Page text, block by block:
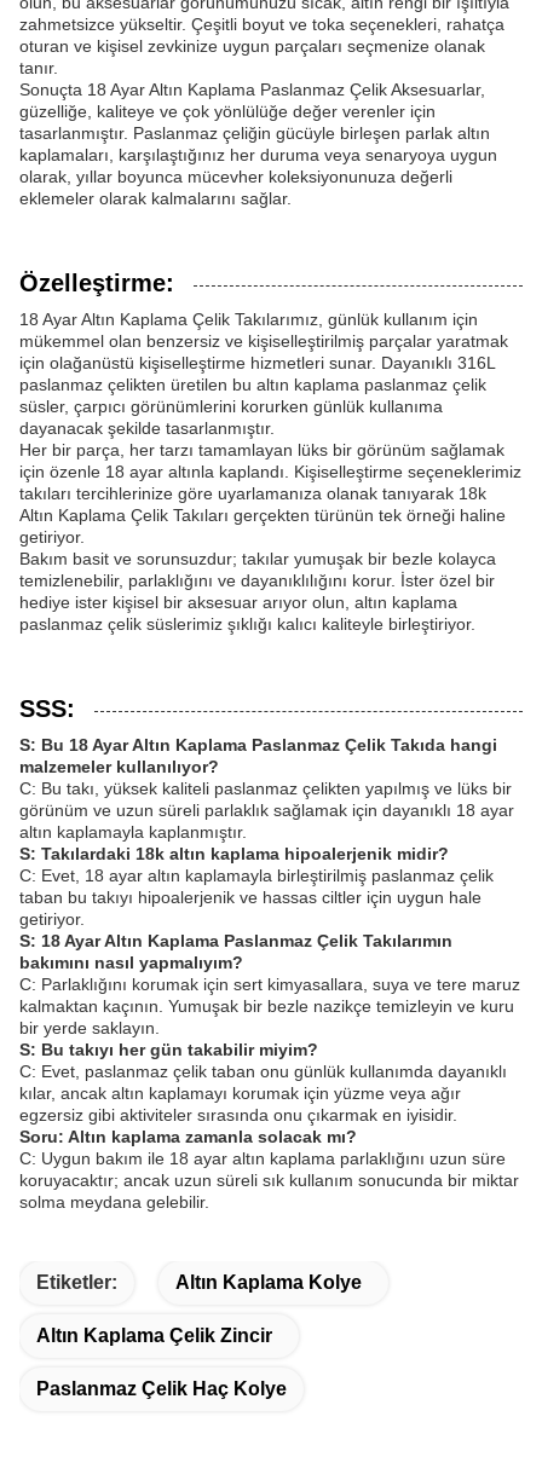
zahmetsizce yükseltir. Çeşitli boyut ve toka seçenekleri, rahatça
oturan ve kişisel zevkinize uygun parçaları seçmenize olanak
tanır.
Sonuçta 18 Ayar Altın Kaplama Paslanmaz Çelik Aksesuarlar,
güzelliğe, kaliteye ve çok yönlülüğe değer verenler için
tasarlanmıştır. Paslanmaz çeliğin gücüyle birleşen parlak altın
kaplamaları, karşılaştığınız her duruma veya senaryoya uygun
olarak, yıllar boyunca mücevher koleksiyonunuza değerli
eklemeler olarak kalmalarını sağlar.
Özelleştirme:
18 Ayar Altın Kaplama Çelik Takılarımız, günlük kullanım için
mükemmel olan benzersiz ve kişiselleştirilmiş parçalar yaratmak
için olağanüstü kişiselleştirme hizmetleri sunar. Dayanıklı 316L
paslanmaz çelikten üretilen bu altın kaplama paslanmaz çelik
süsler, çarpıcı görünümlerini korurken günlük kullanıma
dayanacak şekilde tasarlanmıştır.
Her bir parça, her tarzı tamamlayan lüks bir görünüm sağlamak
için özenle 18 ayar altınla kaplandı. Kişiselleştirme seçeneklerimiz
takıları tercihlerinize göre uyarlamanıza olanak tanıyarak 18k
Altın Kaplama Çelik Takıları gerçekten türünün tek örneği haline
getiriyor.
Bakım basit ve sorunsuzdur; takılar yumuşak bir bezle kolayca
temizlenebilir, parlaklığını ve dayanıklılığını korur. İster özel bir
hediye ister kişisel bir aksesuar arıyor olun, altın kaplama
paslanmaz çelik süslerimiz şıklığı kalıcı kaliteyle birleştiriyor.
SSS:
S: Bu 18 Ayar Altın Kaplama Paslanmaz Çelik Takıda hangi
malzemeler kullanılıyor?
C: Bu takı, yüksek kaliteli paslanmaz çelikten yapılmış ve lüks bir
görünüm ve uzun süreli parlaklık sağlamak için dayanıklı 18 ayar
altın kaplamayla kaplanmıştır.
S: Takılardaki 18k altın kaplama hipoalerjenik midir?
C: Evet, 18 ayar altın kaplamayla birleştirilmiş paslanmaz çelik
taban bu takıyı hipoalerjenik ve hassas ciltler için uygun hale
getiriyor.
S: 18 Ayar Altın Kaplama Paslanmaz Çelik Takılarımın
bakımını nasıl yapmalıyım?
C: Parlaklığını korumak için sert kimyasallara, suya ve tere maruz
kalmaktan kaçının. Yumuşak bir bezle nazikçe temizleyin ve kuru
bir yerde saklayın.
S: Bu takıyı her gün takabilir miyim?
C: Evet, paslanmaz çelik taban onu günlük kullanımda dayanıklı
kılar, ancak altın kaplamayı korumak için yüzme veya ağır
egzersiz gibi aktiviteler sırasında onu çıkarmak en iyisidir.
Soru: Altın kaplama zamanla solacak mı?
C: Uygun bakım ile 18 ayar altın kaplama parlaklığını uzun süre
koruyacaktır; ancak uzun süreli sık kullanım sonucunda bir miktar
solma meydana gelebilir.
Etiketler: Altın Kaplama Kolye
Altın Kaplama Çelik Zincir
Paslanmaz Çelik Haç Kolye